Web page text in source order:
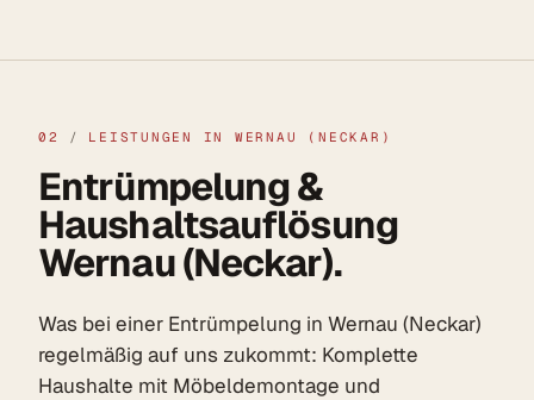
02 / LEISTUNGEN IN WERNAU (NECKAR)
Entrümpelung &
Haushaltsauflösung
Wernau (Neckar).
Was bei einer Entrümpelung in Wernau (Neckar)
regelmäßig auf uns zukommt: Komplette
Haushalte mit Möbeldemontage und